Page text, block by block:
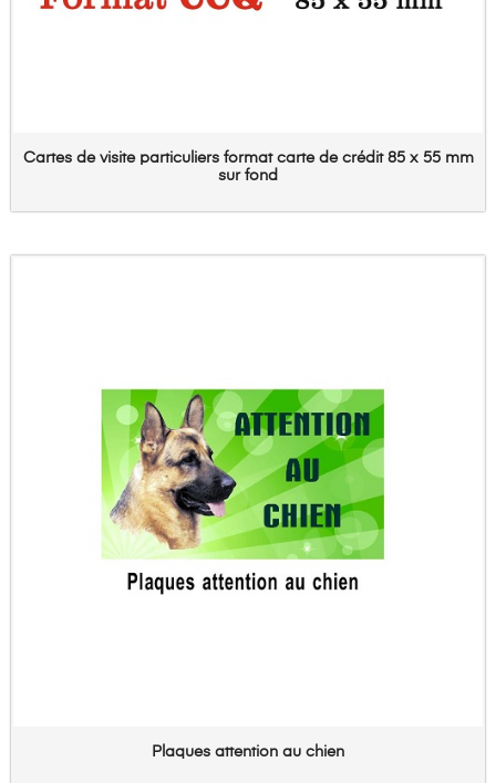
Cartes de visite particuliers format carte de crédit 85 x 55 mm
sur fond
Plaques attention au chien